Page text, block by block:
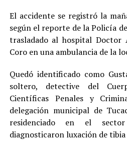
El accidente se registró la
según el reporte de la Policía
trasladado al hospital Doctor
Coro en una ambulancia de la
Quedó identificado como
soltero, detective del
Científicas Penales y
delegación municipal de
residenciado en el
diagnosticaron luxación de